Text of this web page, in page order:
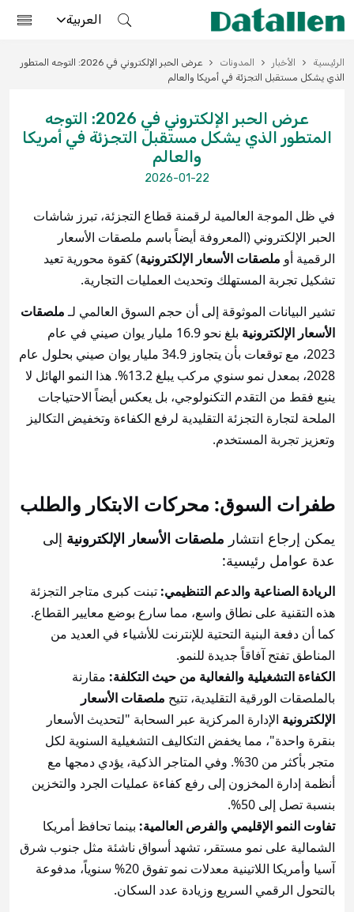
العربية
الرئيسية الأخبار المدونات
عرض الحبر الإلكتروني في 2026: التوجه المتطور
الذي يشكل مستقبل التجزئة في أمريكا والعالم
عرض الحبر الإلكتروني في 2026: التوجه
المتطور الذي يشكل مستقبل التجزئة في أمريكا
والعالم
2026-01-22
في ظل الموجة العالمية لرقمنة قطاع التجزئة، تبرز شاشات
الحبر الإلكتروني (المعروفة أيضاً باسم ملصقات الأسعار
الرقمية أو ملصقات الأسعار الإلكترونية) كقوة محورية تعيد
تشكيل تجربة المستهلك وتحديث العمليات التجارية.
تشير البيانات الموثوقة إلى أن حجم السوق العالمي لـملصقات
الأسعار الإلكترونية
بلغ نحو 16.9 مليار يوان صيني في عام
2023، مع توقعات بأن يتجاوز 34.9 مليار يوان صيني بحلول عام
2028، بمعدل نمو سنوي مركب يبلغ 13.2%. هذا النمو الهائل لا
ينبع فقط من التقدم التكنولوجي، بل يعكس أيضاً الاحتياجات
الملحة لتجارة التجزئة التقليدية لرفع الكفاءة وتخفيض التكاليز
وتعزيز تجربة المستخدم.
طفرات السوق: محركات الابتكار والطلب
يمكن إرجاع انتشار ملصقات الأسعار الإلكترونية إلى
عدة عوامل رئيسية:
الريادة الصناعية والدعم التنظيمي: تبنت كبرى متاجر التجزئة
هذه التقنية على نطاق واسع، مما سارع بوضع معايير القطاع.
كما أن دفعة البنية التحتية للإنترنت للأشياء في العديد من
المناطق تفتح آفاقاً جديدة للنمو.
الكفاءة التشغيلية والفعالية من حيث التكلفة: مقارنة
بالملصقات الورقية التقليدية، تتيح ملصقات الأسعار
الإلكترونية الإدارة المركزية عبر السحابة "لتحديث الأسعار
بنقرة واحدة"، مما يخفض التكاليف التشغيلية السنوية لكل
متجر بأكثر من 30%. وفي المتاجر الذكية، يؤدي دمجها مع
أنظمة إدارة المخزون إلى رفع كفاءة عمليات الجرد والتخزين
بنسبة تصل إلى 50%.
تفاوت النمو الإقليمي والفرص العالمية: بينما تحافظ أمريكا
الشمالية على نمو مستقر، تشهد أسواق ناشئة مثل جنوب شرق
آسيا وأمريكا اللاتينية معدلات نمو تفوق 20% سنوياً، مدفوعة
بالتحول الرقمي السريع وزيادة عدد السكان.